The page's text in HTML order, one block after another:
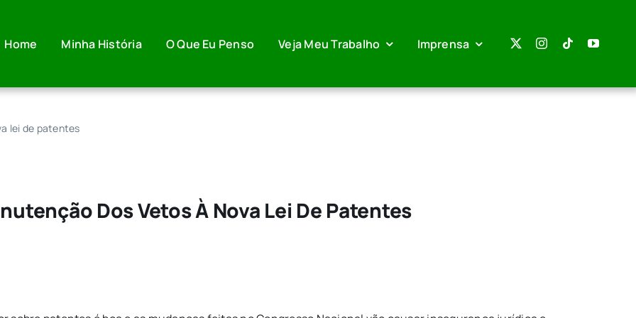
Home Minha História O Que Eu Penso Veja Meu Trabalho Imprensa
lei de patentes
Dos Vetos À Nova Lei De Patentes